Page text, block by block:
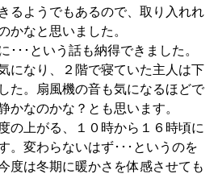
るようでもあるので、取り入れれ
かなと思いました。
･･という話も納得できました。
になり、２階で寝ていた主人は下
た。扇風機の音も気になるほどで
かなのかな？とも思います。
の上がる、１０時から１６時頃に
。変わらないはず･･･というのを
度は冬期に暖かさを体感させても